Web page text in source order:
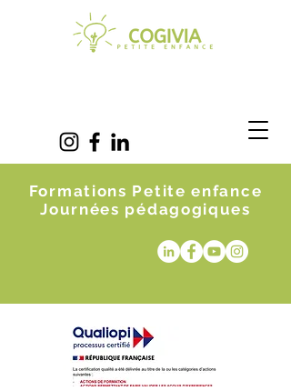
Formations Petite enfance
Journées pédagogiques